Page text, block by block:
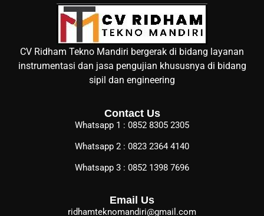
CV Ridham Tekno Mandiri bergerak di bidang layanan
instrumentasi dan jasa pengujian khususnya di bidang
sipil dan engineering
Contact Us
Whatsapp 1 : 0852 8305 2305
Whatsapp 2 : 0823 2364 4140
Whatsapp 3 : 0852 1398 7696
Email Us
ridhamteknomandiri@gmail.com